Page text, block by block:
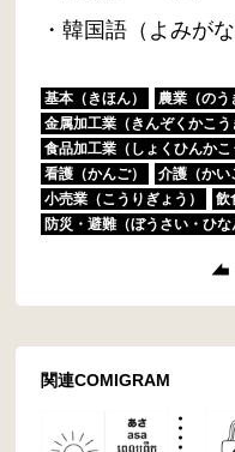
・韓国語（よみが
基本（きほん） 農業（のう
金属加工業（きんぞくかこう
食品加工業（しょくひんかこ
看護（かんご）
介護（かい
小売業（こうりぎょう）
飲
防災・避難（ぼうさい・ひな
関連COMIGRAM